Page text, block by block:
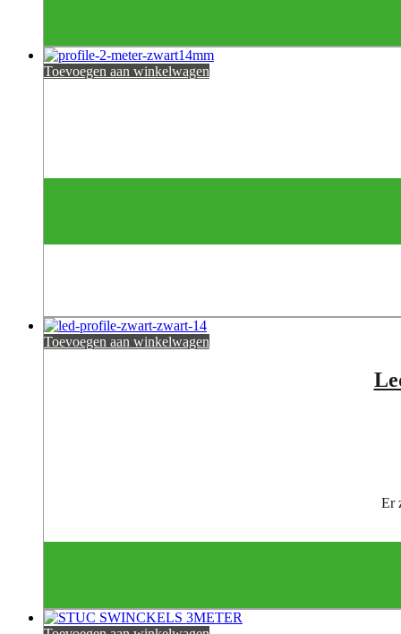
Toevoegen aan winkelwagen
Toevoegen aan winkelwagen
Er